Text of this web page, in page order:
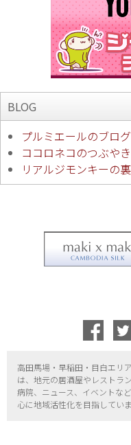
BLOG
プルミエールのブログ
ココロネコのつぶやき
リアルジモンキーの
高田馬場・早稲田・目白エリ
は、地元の居酒屋やレストラ
病院、ニュース、イベントな
心に地域活性化を目指していま